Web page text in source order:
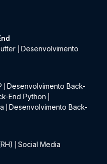
Desenvolvimento
Desenvolvimento Back-
End Python
Desenvolvimento Back-
Social Media